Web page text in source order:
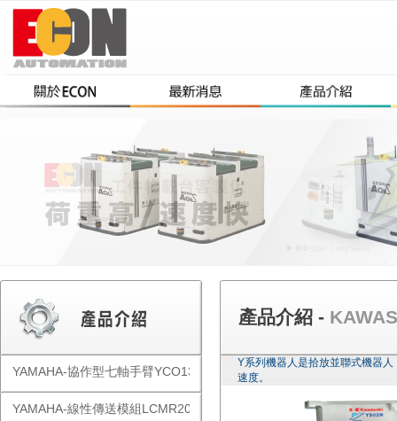
YAMAHA-協作型七軸手臂YCO1300
YAMAHA-線性傳送模組LCMR200
產品介紹 -
Y系列機器人是拾放並聯式機器
速度。